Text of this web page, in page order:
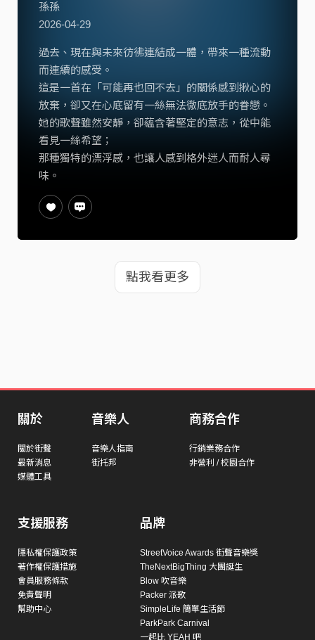
孫孫
2026-04-29
過去、現在與未來彷彿連結成一體，帶來一種流動
而連續的感受。
這是一首在「可能再也回不去」的關係感到揪心的
放棄，卻又在心底留有一絲無法徹底放手的眷戀。
她的歌聲雖然安靜，卻蘊含著堅定的意志，從中能
看見一絲希望；
那種獨特的漂浮感，也讓人感到格外迷人而耐人尋
味。
點我看更多
關於
關於街聲
最新消息
媒體工具
音樂人
音樂人指南
街托邦
商務合作
行銷業務合作
非營利 / 校園合作
支援服務
隱私權保護政策
著作權保護措施
會員服務條款
免責聲明
幫助中心
品牌
StreetVoice Awards 街聲音樂獎
TheNextBigThing 大團誕生
Blow 吹音樂
Packer 派歌
SimpleLife 簡單生活節
ParkPark Carnival
一起比 YEAH 吧